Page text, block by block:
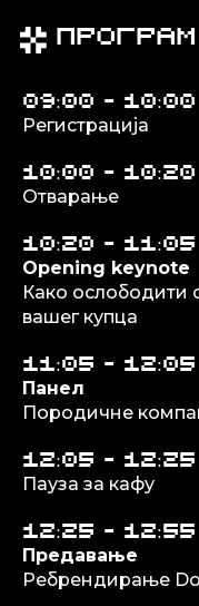
Програм
09:00 - 10:00
Регистрација
10:00 - 10:20
Отварање
10:20 - 11:05
Opening keynote
Како ослободити
вашег купца
11:05 - 12:05
Панел
Породичне
12:05 - 12:25
Пауза за кафу
12:25 - 12:55
Предавање
Ребрендирање